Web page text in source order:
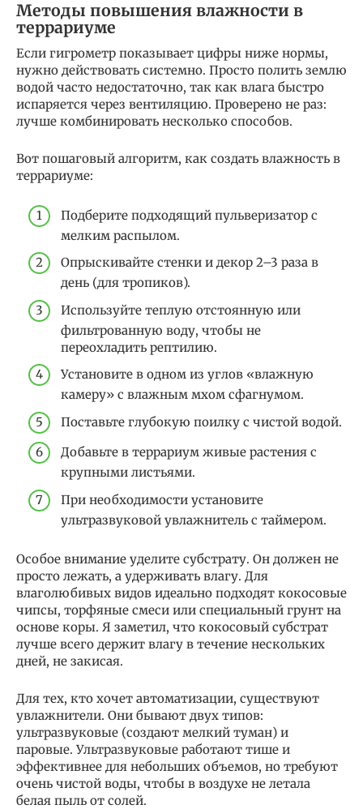
Методы повышения влажности в
террариуме
Если гигрометр показывает цифры ниже нормы,
нужно действовать системно. Просто полить землю
водой часто недостаточно, так как влага быстро
испаряется через вентиляцию. Проверено не раз:
лучше комбинировать несколько способов.
Вот пошаговый алгоритм, как создать влажность в
террариуме:
Подберите подходящий пульверизатор с
мелким распылом.
Опрыскивайте стенки и декор 2–3 раза в
день (для тропиков).
Используйте теплую отстоянную или
фильтрованную воду, чтобы не
переохладить рептилию.
Установите в одном из углов «влажную
камеру» с влажным мхом сфагнумом.
Поставьте глубокую поилку с чистой водой.
Добавьте в террариум живые растения с
крупными листьями.
При необходимости установите
ультразвуковой увлажнитель с таймером.
Особое внимание уделите субстрату. Он должен не
просто лежать, а удерживать влагу. Для
влаголюбивых видов идеально подходят кокосовые
чипсы, торфяные смеси или специальный грунт на
основе коры. Я заметил, что кокосовый субстрат
лучше всего держит влагу в течение нескольких
дней, не закисая.
Для тех, кто хочет автоматизации, существуют
увлажнители. Они бывают двух типов:
ультразвуковые (создают мелкий туман) и
паровые. Ультразвуковые работают тише и
эффективнее для небольших объемов, но требуют
очень чистой воды, чтобы в воздухе не летала
белая пыль от солей.